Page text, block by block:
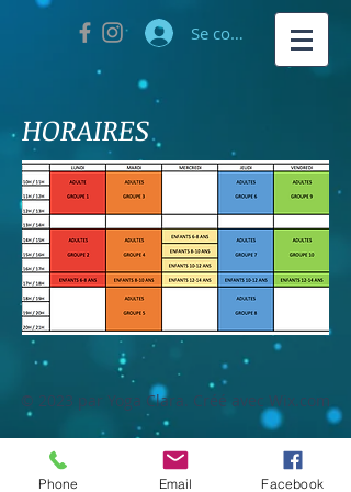
Se connecter
HORAIRES
© 2023 par Yoga Clara. Créé avec Wix.com
Phone Email Facebook